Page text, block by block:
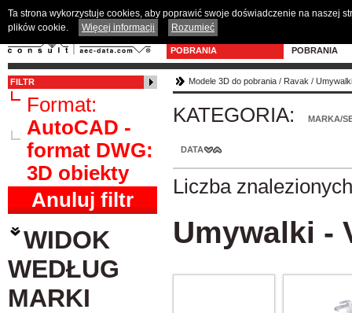
POBRANIA
POBRANIA
FILTR
Format:
AutoCAD -
format DWG:
3D obiekty
Anuluj filtr
WIDOK
WEDŁUG
MARKI
Modele 3D do pobrania / Ravak /
KATEGORIA: MARKA/
DATA
Liczba
Umywalki -
Ta strona wykorzystuje cookies, aby poprawić swoje doświadczenie na naszej
plików cookie.
Więcej informacji Rozumieć